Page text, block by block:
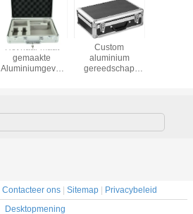
Het naar maat
gemaakte
Aluminiumgeval
Custom
aluminium
gereedschap
Contacteer ons| Sitemap| Privacybeleid
Desktopmening